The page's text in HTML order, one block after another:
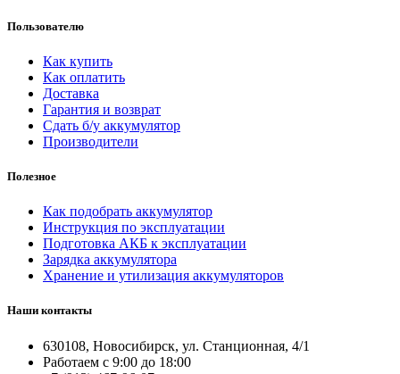
Пользователю
Как купить
Как оплатить
Доставка
Гарантия и возврат
Сдать б/у аккумулятор
Производители
Полезное
Как подобрать аккумулятор
Инструкция по эксплуатации
Подготовка АКБ к эксплуатации
Зарядка аккумулятора
Хранение и утилизация аккумуляторов
Наши контакты
630108, Новосибирск, ул. Станционная, 4/1
Работаем с 9:00 до 18:00